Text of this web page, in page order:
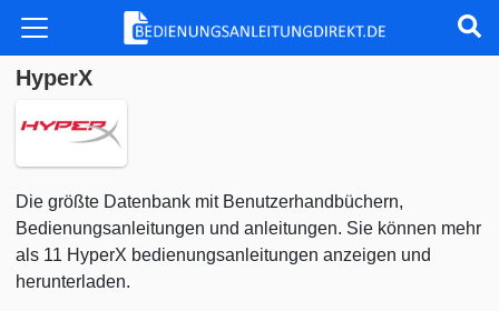
HyperX
Die größte Datenbank mit Benutzerhandbüchern,
Bedienungsanleitungen und anleitungen. Sie können mehr
als 11 HyperX bedienungsanleitungen anzeigen und
herunterladen.